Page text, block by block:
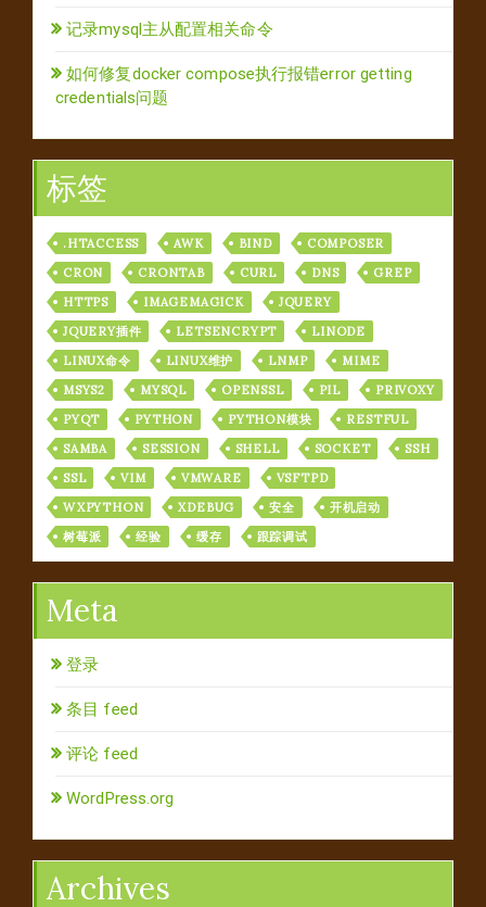
记录mysql主从配置相关命令
如何修复docker compose执行报错error getting
credentials问题
标签
.HTACCESS AWK BIND
COMPOSER
CRON
CRONTAB CURL DNS
GREP
HTTPS
IMAGEMAGICK
JQUERY
JQUERY插件
LETSENCRYPT
LINODE
LINUX命令
LINUX维护 LNMP
MIME
MSYS2
MYSQL OPENSSL PIL
PRIVOXY
PYQT
PYTHON PYTHON模块
RESTFUL
SAMBA
SESSION SHELL SOCKET
SSH
SSL
VIM VMWARE
VSFTPD
WXPYTHON
XDEBUG 安全
开机启动
树莓派
经验 缓存 跟踪调试
Meta
登录
条目 feed
评论 feed
WordPress.org
Archives